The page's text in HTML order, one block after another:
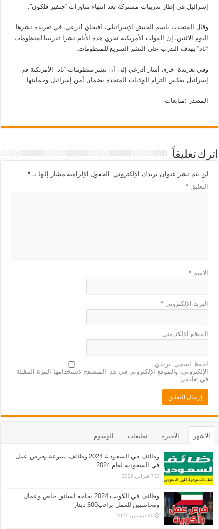
إسرائيل في إطار تدريبات مشتركة بعد انتهاء مناورات “جنفير فلكون”.
وقال المتحدث باسم الجيش الإسرائيلي، أفيخاي أدرعي، في تغريدة نشرها
اليوم الاثنين، إن القوات الأمريكية تجري هذه الأيام نشرا تدريبيا لمنظومات
“ثاد” بهدف التدرب على النشر السريع للمنظومات.
وفي تغريدة أخرى أشار أدرعي إلى أن نشر منظومات “ثاد” الأمريكية في
إسرائيل يعكس التزام الولايات المتحدة بضمان أمن إسرائيل وحمايتها.
المصدر :متابعات
اترك تعليقاً
لن يتم نشر عنوان بريدك الإلكتروني. الحقول الإلزامية مشار إليها بـ*
التعليق*
الاسم*
البريد الإلكتروني*
الموقع الإلكتروني
احفظ اسمي، بريدي
الإلكتروني، والموقع الإلكتروني في هذا المتصفح لاستخدامها المرة المقبلة
في تعليقي.
الأشهر الأخيرة تعليقات الوسوم
وظائف في السعودية 2024 وظائف متنوعة وفرص عمل
في السعودية لعام 2024
7 فبراير، 2022
وظائف في الكويت 2024 بحاجه لسائق خاص وعمال
ومحاسبين للعمل براتب600 دينار
20 ديسمبر، 2021